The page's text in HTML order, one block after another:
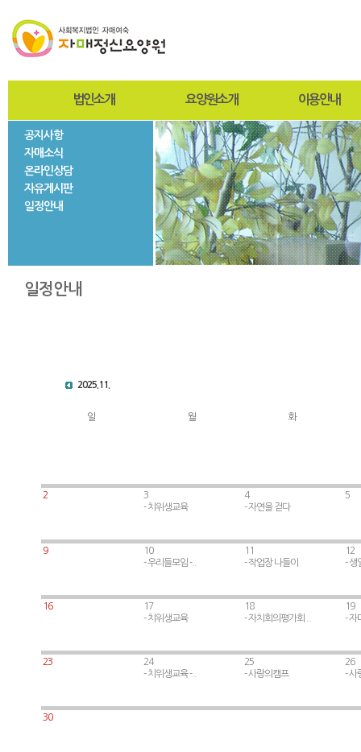
법인소개
사진자료
법인현황
요양원소개
인사말
설립목적 및 연혁
미션과비전
조직도
시설현황
층별안내
자매둘러보기
이용안내
입퇴원절차
찾아오시는길
사회재활서비스
공지사항
자매소식
온라인상담
자유게시판
일정안내
일정안내
2025.11.
일 월 화
2
3
- 치위생교육
4
- 자연을 걷다
5
9
10
- 우리들모임 -..
11
- 작업장 나들이
12
- 생
16
17
- 치위생교육
18
- 자치회의평가회 ..
19
- 자
23
24
- 치위생교육 -..
25
- 사랑의캠프
26
- 사
30